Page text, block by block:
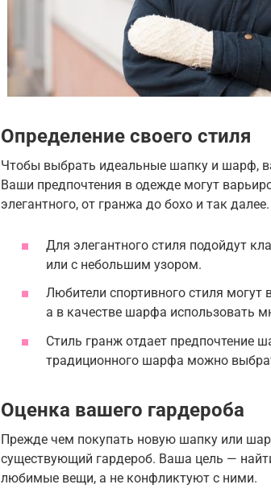
Определение своего стиля
Чтобы выбрать идеальные шапку и шарф,
Ваши предпочтения в одежде могут
элегантного, от гранжа до бохо и так
Для элегантного стиля подойдут
или с небольшим узором.
Любители спортивного стиля
а в качестве шарфа использовать
Стиль гранж отдает предпочтение
традиционного шарфа можно
Оценка вашего гардероба
Прежде чем покупать новую шапку или
существующий гардероб. Ваша цель —
любимые вещи, а не конфликтуют с ними.